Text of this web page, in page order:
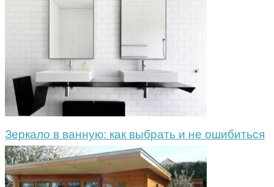
Зеркало в ванную: как выбрать и не ошибиться